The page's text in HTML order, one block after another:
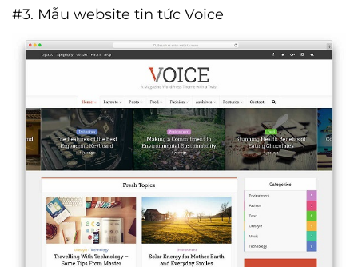
#3. Mẫu website tin tức Voice